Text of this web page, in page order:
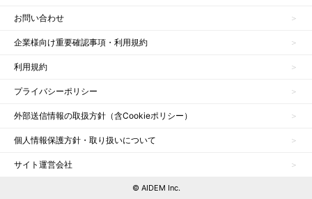
お問い合わせ
企業様向け重要確認事項・利用規約
利用規約
プライバシーポリシー
外部送信情報の取扱方針（含Cookieポリシー）
個人情報保護方針・取り扱いについて
サイト運営会社
© AIDEM Inc.